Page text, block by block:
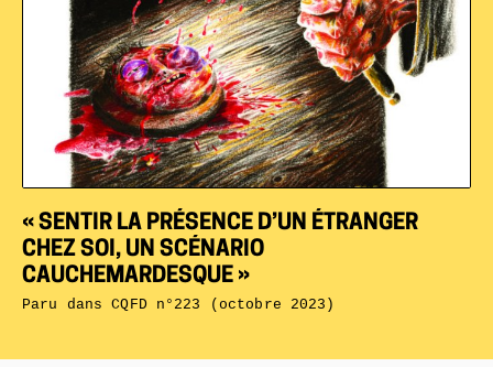
« SENTIR LA PRÉSENCE D’UN ÉTRANGER
CHEZ SOI, UN SCÉNARIO
CAUCHEMARDESQUE »
Paru dansCQFD n°223 (octobre 2023)